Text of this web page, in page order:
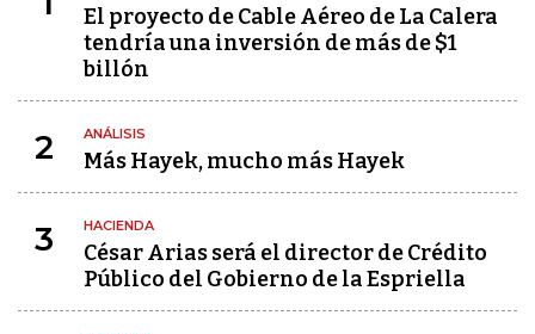
El proyecto de Cable Aéreo de La Calera
tendría una inversión de más de $1
billón
2 ANÁLISIS
Más Hayek, mucho más Hayek
3 HACIENDA
César Arias será el director de Crédito
Público del Gobierno de la Espriella